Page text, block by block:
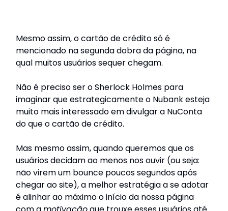
Mesmo assim, o cartão de crédito só é
mencionado na segunda dobra da página, na
qual muitos usuários sequer chegam.
Não é preciso ser o Sherlock Holmes para
imaginar que estrategicamente o Nubank esteja
muito mais interessado em divulgar a NuConta
do que o cartão de crédito.
Mas mesmo assim, quando queremos que os
usuários decidam ao menos nos ouvir (ou seja:
não virem um bounce poucos segundos após
chegar ao site), a melhor estratégia a se adotar
é alinhar ao máximo o início da nossa página